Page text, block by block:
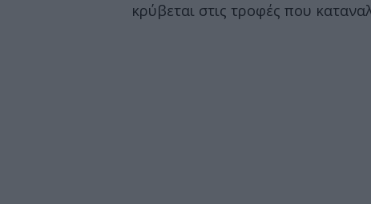
κρύβεται στις τροφές που